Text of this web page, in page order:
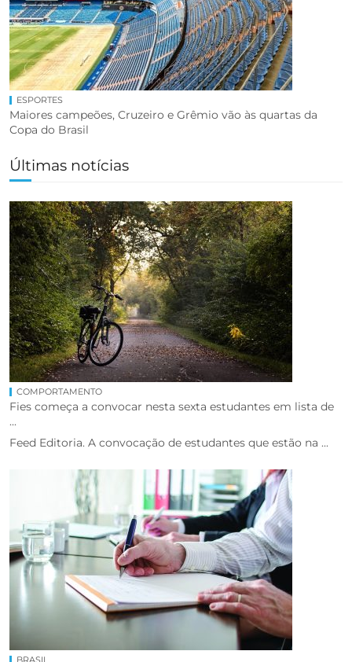
ESPORTES
Maiores campeões, Cruzeiro e Grêmio vão às quartas da
Copa do Brasil
Últimas notícias
COMPORTAMENTO
Fies começa a convocar nesta sexta estudantes em lista de
...
Feed Editoria. A convocação de estudantes que estão na ...
BRASIL